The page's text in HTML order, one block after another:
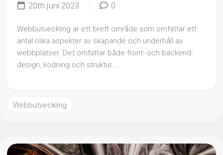
20th juni 2023 0
Webbutveckling är ett brett område som omfattar ett
antal olika aspekter av skapande och underhåll av
webbplatser. Det omfattar både front- och backend-
design, kodning och struktur....
Webbutveckling